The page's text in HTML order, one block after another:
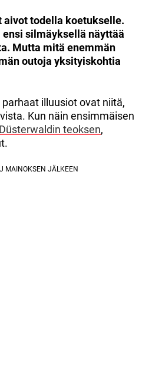
todella koetukselle.
silmäyksellä näyttää
Mutta mitä enemmän
outoja yksityiskohtia
illuusiot ovat niitä,
Kun näin ensimmäisen
teoksen,